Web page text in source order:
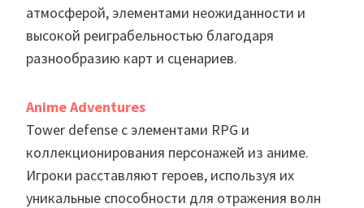
атмосферой, элементами неожиданности и
высокой реиграбельностью благодаря
разнообразию карт и сценариев.
Anime Adventures
Tower defense с элементами RPG и
коллекционирования персонажей из аниме.
Игроки расставляют героев, используя их
уникальные способности для отражения волн